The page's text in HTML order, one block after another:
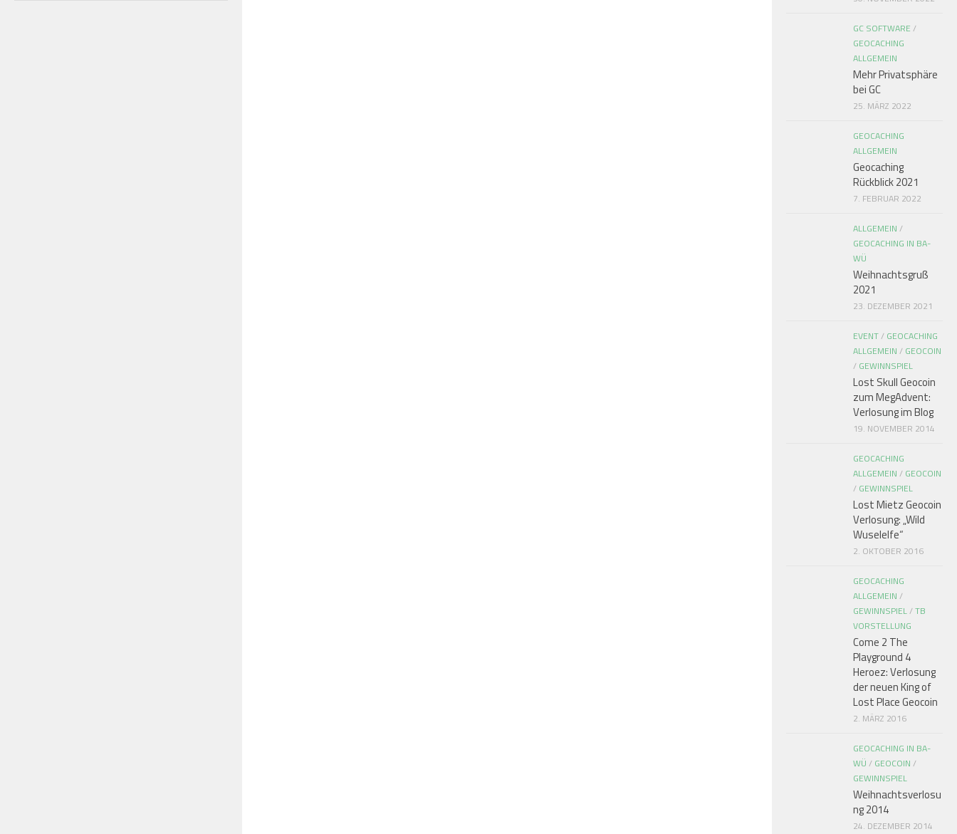
GC SOFTWARE /
GEOCACHING
ALLGEMEIN
Mehr Privatsphäre
bei GC
25. MÄRZ 2022
GEOCACHING
ALLGEMEIN
Geocaching
Rückblick 2021
7. FEBRUAR 2022
ALLGEMEIN /
GEOCACHING IN BA-
WÜ
Weihnachtsgruß
2021
23. DEZEMBER 2021
EVENT/ GEOCACHING
ALLGEMEIN / GEOCOIN
/ GEWINNSPIEL
Lost Skull Geocoin
zum MegAdvent:
Verlosung im Blog
19. NOVEMBER 2014
GEOCACHING
ALLGEMEIN / GEOCOIN
/ GEWINNSPIEL
Lost Mietz Geocoin
Verlosung: „Wild
Wuselelfe“
2. OKTOBER 2016
GEOCACHING
ALLGEMEIN /
GEWINNSPIEL/TB
VORSTELLUNG
Come 2 The
Playground 4
Heroez: Verlosung
der neuen King of
Lost Place Geocoin
2. MÄRZ 2016
GEOCACHING IN BA-
WÜ / GEOCOIN /
GEWINNSPIEL
Weihnachtsverlosu
ng 2014
24. DEZEMBER 2014